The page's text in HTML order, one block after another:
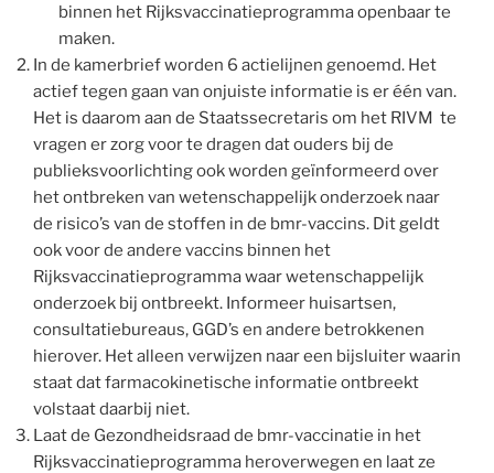
binnen het Rijksvaccinatieprogramma openbaar te
maken.
In de kamerbrief worden 6 actielijnen genoemd. Het
actief tegen gaan van onjuiste informatie is er één van.
Het is daarom aan de Staatssecretaris om het RIVM te
vragen er zorg voor te dragen dat ouders bij de
publieksvoorlichting ook worden geïnformeerd over
het ontbreken van wetenschappelijk onderzoek naar
de risico’s van de stoffen in de bmr-vaccins. Dit geldt
ook voor de andere vaccins binnen het
Rijksvaccinatieprogramma waar wetenschappelijk
onderzoek bij ontbreekt. Informeer huisartsen,
consultatiebureaus, GGD’s en andere betrokkenen
hierover. Het alleen verwijzen naar een bijsluiter waarin
staat dat farmacokinetische informatie ontbreekt
volstaat daarbij niet.
Laat de Gezondheidsraad de bmr-vaccinatie in het
Rijksvaccinatieprogramma heroverwegen en laat ze